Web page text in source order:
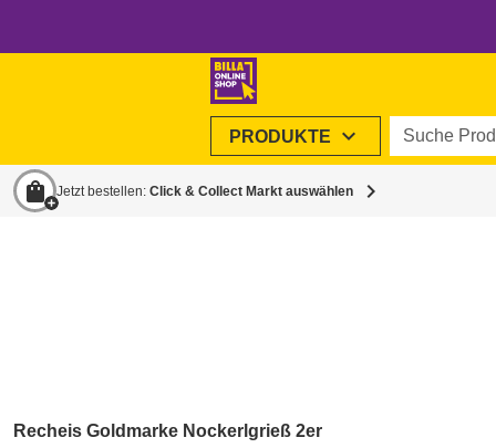
PRODUKTE expand_more Suche
shopping_bag Jetzt bestellen: Click & Collect Markt auswählen chevron_right
Recheis Goldmarke Nockerlgrieß 2er